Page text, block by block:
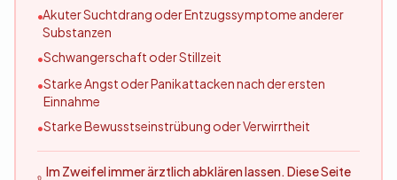
•Akuter Suchtdrang oder Entzugssymptome anderer
Substanzen
•Schwangerschaft oder Stillzeit
•Starke Angst oder Panikattacken nach der ersten
Einnahme
•Starke Bewusstseinstrübung oder Verwirrtheit
Im Zweifel immer ärztlich abklären lassen. Diese Seite